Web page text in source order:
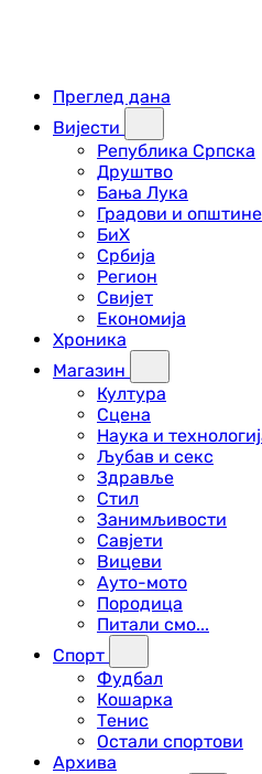
Преглед дана
Вијести
Република Српска
Друштво
Бања Лука
Градови и општине
БиХ
Србија
Регион
Свијет
Економија
Хроника
Магазин
Култура
Сцена
Наука и
Љубав и секс
Здравље
Стил
Занимљивости
Савјети
Вицеви
Ауто-мото
Породица
Питали смо...
Спорт
Фудбал
Кошарка
Тенис
Остали спортови
Архива